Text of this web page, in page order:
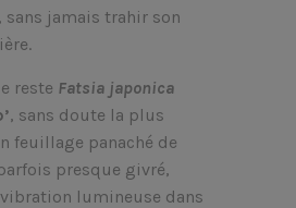
sans jamais trahir son
reste Fatsia japonica
, sans doute la plus
feuillage panaché de
presque givré,
lumineuse dans